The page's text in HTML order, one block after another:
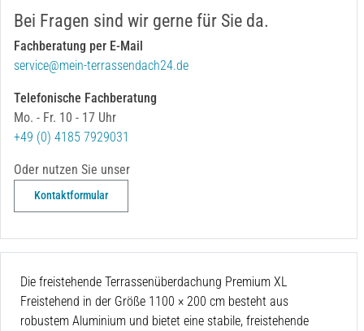
Die freistehende Terrassenüberdachung Premium XL
Freistehend in der Größe 1100 × 200 cm besteht aus
robustem Aluminium und bietet eine stabile, freistehende
Bei Fragen sind wir gerne für Sie da.
Fachberatung per E-Mail
service@mein-terrassendach24.de
Telefonische Fachberatung
Mo. - Fr. 10 - 17 Uhr
+49 (0) 4185 7929031
Oder nutzen Sie unser
Kontaktformular